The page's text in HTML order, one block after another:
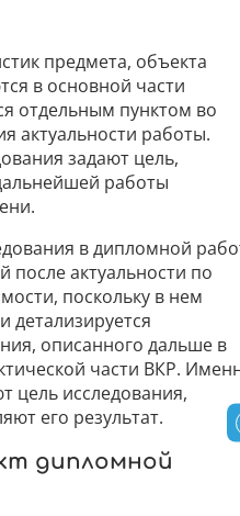
предмета, объекта
в основной части
отдельным пунктом во
актуальности работы.
задают цель,
работы
в дипломной
после актуальности по
поскольку в нем
детализируется
описанного дальше в
части ВКР.
цель исследования,
его результат.
дипломной